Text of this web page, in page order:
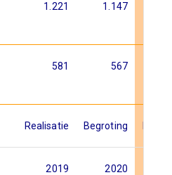
1.221 1.147
581 567
Realisatie Begroting
2019 2020